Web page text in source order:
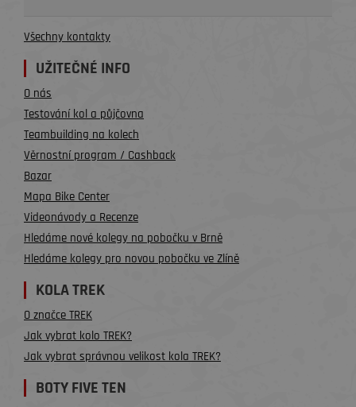
Všechny kontakty
UŽITEČNÉ INFO
O nás
Testování kol a půjčovna
Teambuilding na kolech
Věrnostní program / Cashback
Bazar
Mapa Bike Center
Videonávody a Recenze
Hledáme nové kolegy na pobočku v Brně
Hledáme kolegy pro novou pobočku ve Zlíně
KOLA TREK
O značce TREK
Jak vybrat kolo TREK?
Jak vybrat správnou velikost kola TREK?
BOTY FIVE TEN